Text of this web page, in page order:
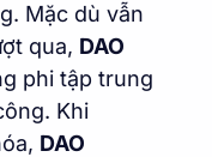
Mặc dù vẫn
qua, DAO
phi tập trung
Khi
DAO